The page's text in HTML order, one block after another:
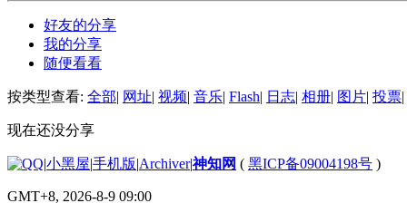
好友的分享
我的分享
随便看看
按类型查看: 全部| 网址| 视频| 音乐| Flash| 日志| 相册| 图片| 投票|
现在还没分享
|小黑屋|手机版|Archiver|神知网 ( 黑ICP备09004198号 )
GMT+8, 2026-8-9 09:00